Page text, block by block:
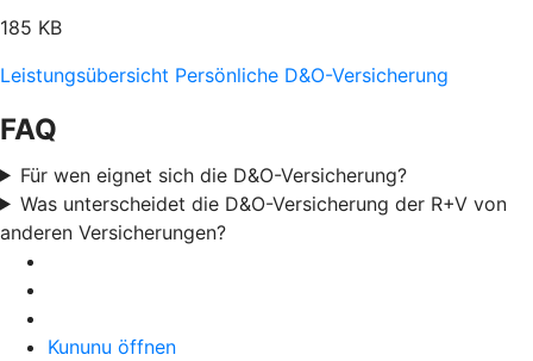
185 KB
Leistungsübersicht Persönliche D&O-Versicherung
FAQ
Für wen eignet sich die D&O-Versicherung?
Was unterscheidet die D&O-Versicherung der R+V von
anderen Versicherungen?
Kununu öffnen